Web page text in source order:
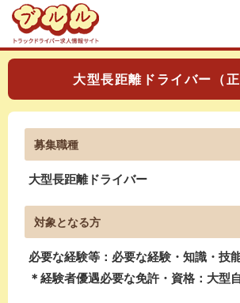
大型長距離ドライバー（正
募集職種
大型長距離ドライバー
対象となる方
必要な経験等：必要な経験・知識・技
＊経験者優遇必要な免許・資格：大型